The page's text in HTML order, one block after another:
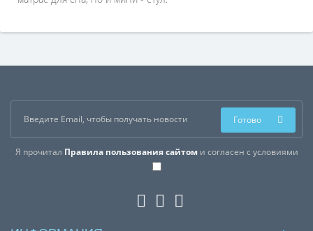
Я прочитал Правила пользования сайтоми согласен с условиями
Готово